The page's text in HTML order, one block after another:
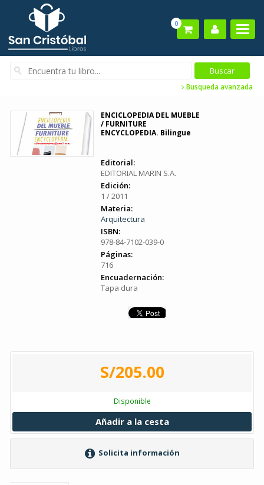
0
Busqueda avanzada
ENCICLOPEDIA DEL MUEBLE
/ FURNITURE
ENCYCLOPEDIA. Bilingue
Editorial:
EDITORIAL MARIN S.A.
Edición:
1 / 2011
Materia:
Arquitectura
ISBN:
978-84-7102-039-0
Páginas:
716
Encuadernación:
Tapa dura
S/205.00
Disponible
Añadir a la cesta
Solicita información